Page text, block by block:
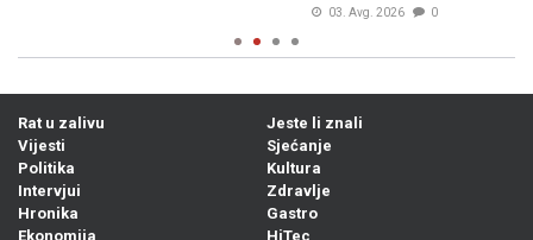
Rat u zalivu
Vijesti
Politika
Intervjui
Hronika
Ekonomija
Jeste li znali
Sjećanje
Kultura
Zdravlje
Gastro
HiTec